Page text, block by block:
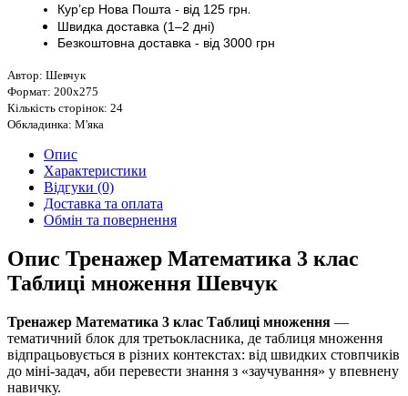
Кур’єр Нова Пошта - від 125 грн.
Швидка доставка (1–2 дні)
Безкоштовна доставка - від 3000 грн
Автор: Шевчук
Формат: 200х275
Кількість сторінок: 24
Обкладинка: М'яка
Опис
Характеристики
Відгуки (0)
Доставка та оплата
Обмін та повернення
Опис Тренажер Математика 3 клас
Таблиці множення Шевчук
Тренажер Математика 3 клас Таблиці множення —
тематичний блок для третьокласника, де таблиця множення
відпрацьовується в різних контекстах: від швидких стовпчиків
до міні-задач, аби перевести знання з «заучування» у впевнену
навичку.